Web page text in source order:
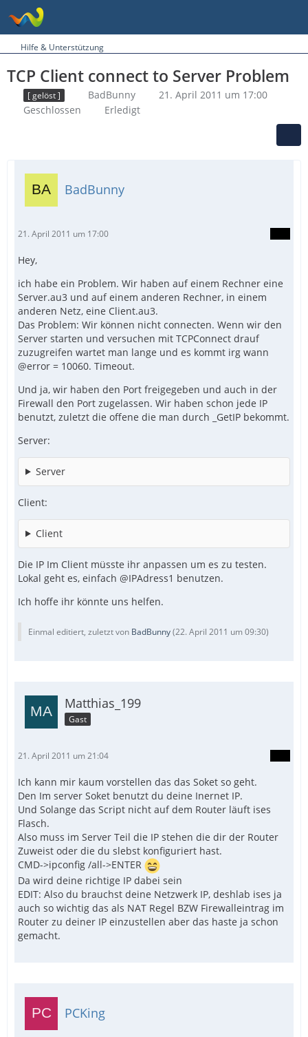
Hilfe & Unterstützung
TCP Client connect to Server Problem
[ gelöst ] BadBunny
21. April 2011 um 17:00
Geschlossen
Erledigt
BadBunny
21. April 2011 um 17:00
Hey,
ich habe ein Problem. Wir haben auf einem Rechner eine
Server.au3 und auf einem anderen Rechner, in einem
anderen Netz, eine Client.au3.
Das Problem: Wir können nicht connecten. Wenn wir den
Server starten und versuchen mit TCPConnect drauf
zuzugreifen wartet man lange und es kommt irg wann
@error = 10060. Timeout.
Und ja, wir haben den Port freigegeben und auch in der
Firewall den Port zugelassen. Wir haben schon jede IP
benutzt, zuletzt die offene die man durch _GetIP bekommt.
Server:
Server
Client:
Client
Die IP Im Client müsste ihr anpassen um es zu testen.
Lokal geht es, einfach @IPAdress1 benutzen.
Ich hoffe ihr könnte uns helfen.
Einmal editiert, zuletzt von BadBunny(22. April 2011 um 09:30)
Matthias_199
Gast
21. April 2011 um 21:04
Ich kann mir kaum vorstellen das das Soket so geht.
Den Im server Soket benutzt du deine Inernet IP.
Und Solange das Script nicht auf dem Router läuft ises
Flasch.
Also muss im Server Teil die IP stehen die dir der Router
Zuweist oder die du slebst konfiguriert hast.
CMD->ipconfig /all->ENTER
Da wird deine richtige IP dabei sein
EDIT: Also du brauchst deine Netzwerk IP, deshlab ises ja
auch so wichtig das als NAT Regel BZW Firewalleintrag im
Router zu deiner IP einzustellen aber das haste ja schon
gemacht.
PCKing